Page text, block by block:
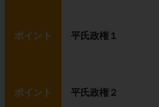
ポイント 平氏政権１
ポイント 平氏政権２